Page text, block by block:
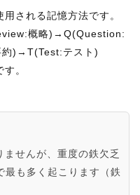
される記憶方法です。
概略)→Q(Question:
)→T(Test:テスト)
。
せんが、重度の鉄欠乏
最も多く起こります（鉄